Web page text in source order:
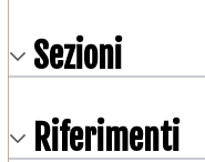
Sezioni
Riferimenti